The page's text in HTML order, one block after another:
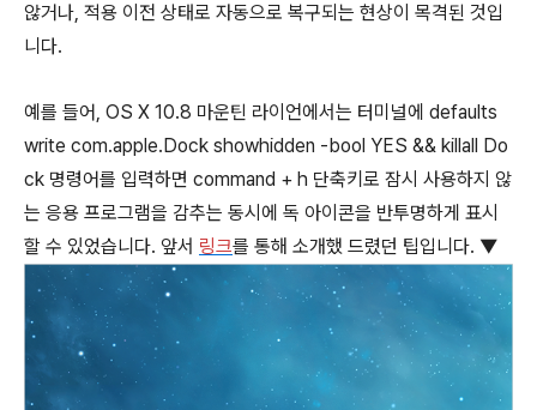
않거나, 적용 이전 상태로 자동으로 복구되는 현상이 목격된 것입
니다.
예를 들어, OS X 10.8 마운틴 라이언에서는 터미널에 defaults
write com.apple.Dock showhidden -bool YES && killall Do
ck 명령어를 입력하면 command + h 단축키로 잠시 사용하지 않
는 응용 프로그램을 감추는 동시에 독 아이콘을 반투명하게 표시
할 수 있었습니다. 앞서 링크를 통해 소개했 드렸던 팁입니다. ▼